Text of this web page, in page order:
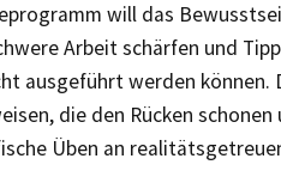
will das
Arbeit schärfen und
ausgeführt werden können.
die den Rücken
Üben an